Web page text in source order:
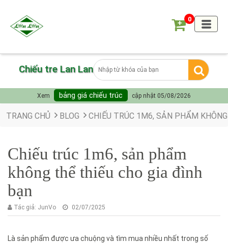
0
Chiếu tre Lan Lan
Xem bảng giá chiếu trúc cập nhật 05/08/2026
TRANG CHỦ BLOG CHIẾU TRÚC 1M6, SẢN PHẨM
Chiếu trúc 1m6, sản phẩm
không thể thiếu cho gia đình
bạn
Tác giả: JunVo 02/07/2025
Là sản phẩm được ưa chuộng và tìm mua nhiều nhất trong số